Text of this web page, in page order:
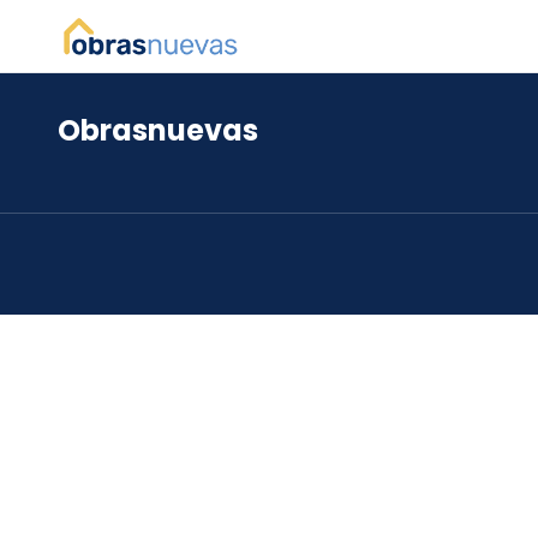
*
Obrasnuevas